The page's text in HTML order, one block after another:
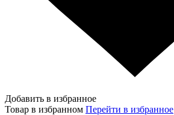
Добавить в избранное
Товар в избранном Перейти в избранное